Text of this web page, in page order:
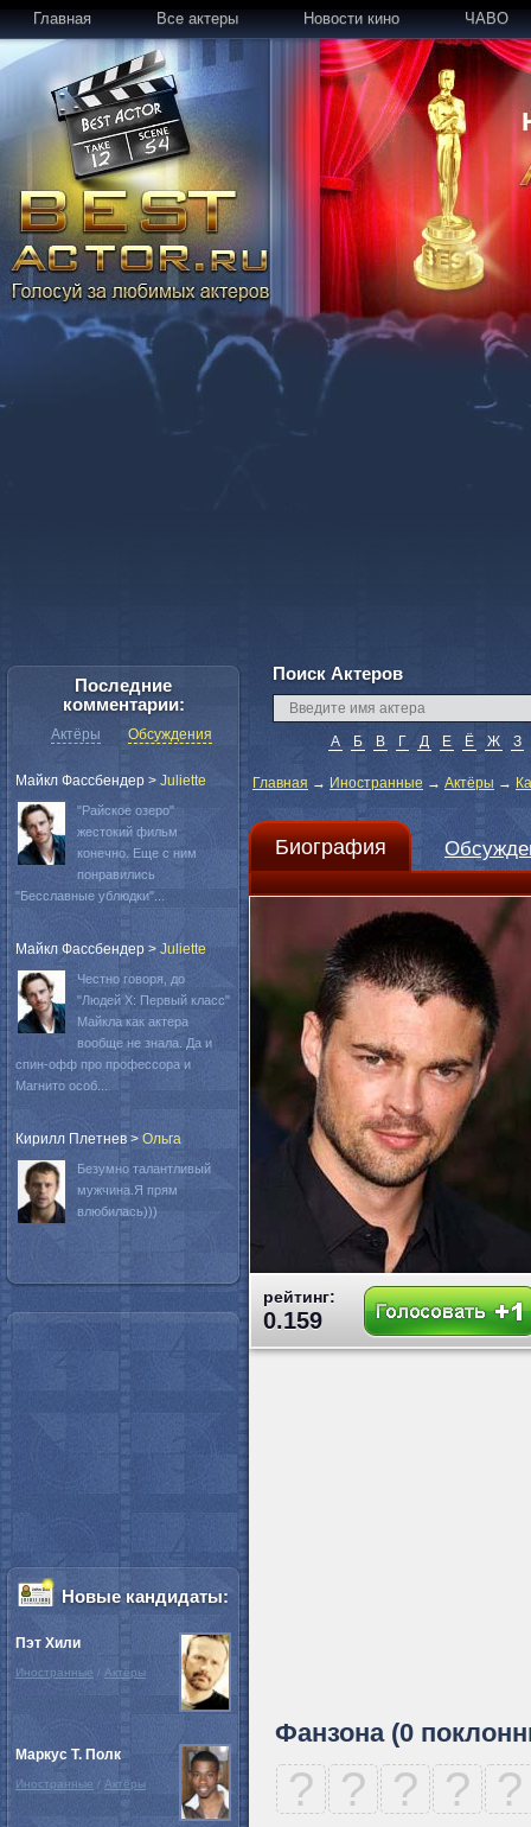
Главная Все актеры Новости кино ЧАВО
Поиск Актеров
А Б В Г Д Е Ё Ж З
Главная → Иностранные → Актёры →
Биография
рейтинг:
0.159
Фанзона (0
? ? ? ? ?
Последние
комментарии:
Актёры Обсуждения
Майкл Фассбендер > Juliette
"Райское озеро"
жестокий фильм
конечно. Еще с ним
понравились
"Бесславные ублюдки"...
Майкл Фассбендер > Juliette
Честно говоря, до
"Людей Х: Первый класс"
Майкла как актера
вообще не знала. Да и
спин-офф про профессора и
Магнито особ...
Кирилл Плетнев > Oльга
Безумно талантливый
мужчина.Я прям
влюбилась)))
Новые кандидаты:
Пэт Хили
Иностранные / Актёры
Маркус Т. Полк
Иностранные / Актёры